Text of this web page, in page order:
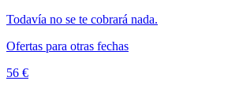
Todavía no se te cobrará nada.
Ofertas para otras fechas
56 €